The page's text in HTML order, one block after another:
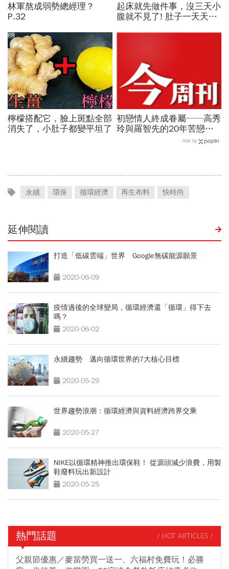
林軍熬成弱勢總經理？
P.32
起床就先做件事，沒三天小
腹就不見了! 肚子一天天變
檸檬搭配它，臉上斑點全部
消失了，小肚子都變平坦了
PR
初戀情人終成眷屬──高秀
玲與羅智先的20年苦戀
Ads by
永續 環保 循環經濟 再生布料 快時尚
延伸閱讀
打造「低碳雲端」世界 Google無碳能源願景
2020-06-09
疫情過後的全球變局，循環經濟還「循環」得下去
嗎？
2020-06-02
永續趨勢 邁向循環世界的7大核心目標
2020-05-29
世界趨勢浪潮：循環經濟與資料經濟跨界交乘
2020-05-27
NIKE以循環精神推出環保鞋！ 從源頭減少浪費，用製
鞋廢料玩出新設計
2020-05-25
熱門話題 / HOT ARTICLES /
父親節優惠／麥當勞買一送一、六福村免費玩！必勝